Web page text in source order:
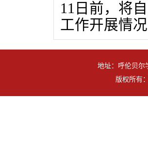
11日前，将
工作开展情
地址：呼伦贝尔
版权所有